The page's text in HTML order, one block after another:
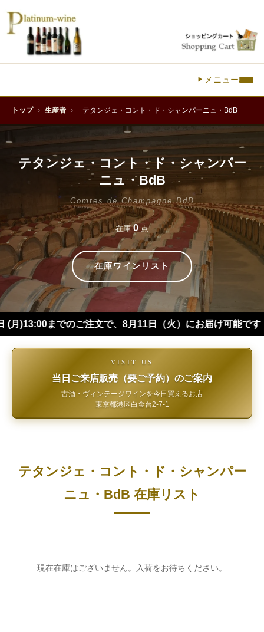
メニュー
トップ › 生産者 › テタンジェ・コント・ド・シャンパーニュ・BdB
テタンジェ・コント・ド・シャンパー
ニュ・BdB
Comtes de Champagne BdB
在庫0 点
在庫ワインリスト
注文で、8月11日（火）にお届け可能です（※四国・中
VISIT US
当日ご来店販売（要ご予約）のご案内
古酒・ヴィンテージワインを今日買えるお店
東京都港区白金台2-7-1
テタンジェ・コント・ド・シャンパー
ニュ・BdB 在庫リスト
現在在庫はございません。入荷をお待ちください。